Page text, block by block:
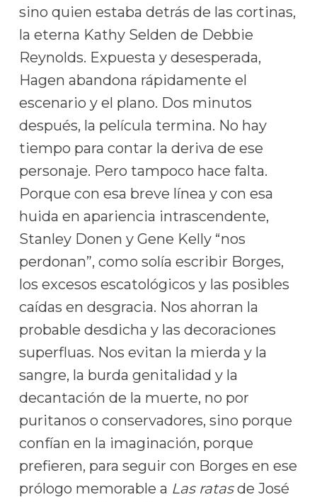
sino quien estaba detrás de las cortinas,
la eterna Kathy Selden de Debbie
Reynolds. Expuesta y desesperada,
Hagen abandona rápidamente el
escenario y el plano. Dos minutos
después, la película termina. No hay
tiempo para contar la deriva de ese
personaje. Pero tampoco hace falta.
Porque con esa breve línea y con esa
huida en apariencia intrascendente,
Stanley Donen y Gene Kelly “nos
perdonan”, como solía escribir Borges,
los excesos escatológicos y las posibles
caídas en desgracia. Nos ahorran la
probable desdicha y las decoraciones
superfluas. Nos evitan la mierda y la
sangre, la burda genitalidad y la
decantación de la muerte, no por
puritanos o conservadores, sino porque
confían en la imaginación, porque
prefieren, para seguir con Borges en ese
prólogo memorable a Las ratasde José